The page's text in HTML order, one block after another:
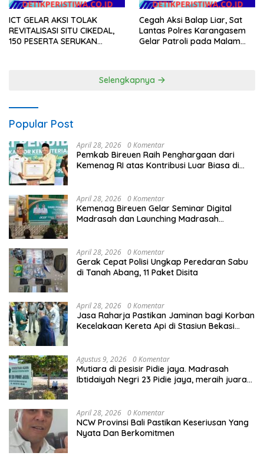
ICT GELAR AKSI TOLAK
REVITALISASI SITU CIKEDAL,
150 PESERTA SERUKAN
Cegah Aksi Balap Liar, Sat
Lantas Polres Karangasem
Gelar Patroli pada Malam
Selengkapnya
Popular Post
April 28, 2026 0 Komentar
Pemkab Bireuen Raih Penghargaan dari
Kemenag RI atas Kontribusi Luar Biasa di
April 28, 2026 0 Komentar
Kemenag Bireuen Gelar Seminar Digital
Madrasah dan Launching Madrasah
April 28, 2026 0 Komentar
Gerak Cepat Polisi Ungkap Peredaran Sabu
di Tanah Abang, 11 Paket Disita
April 28, 2026 0 Komentar
Jasa Raharja Pastikan Jaminan bagi Korban
Kecelakaan Kereta Api di Stasiun Bekasi
Agustus 9, 2026 0 Komentar
Mutiara di pesisir Pidie jaya. Madrasah
Ibtidaiyah Negri 23 Pidie jaya, meraih juara
April 28, 2026 0 Komentar
NCW Provinsi Bali Pastikan Keseriusan Yang
Nyata Dan Berkomitmen